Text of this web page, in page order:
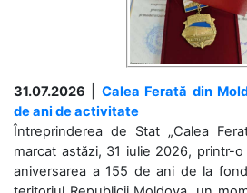
31.07.2026
Calea Ferată din
de ani de activitate
Întreprinderea de Stat „Calea
marcat astăzi, 31 iulie 2026, printr-
aniversarea a 155 de ani de la